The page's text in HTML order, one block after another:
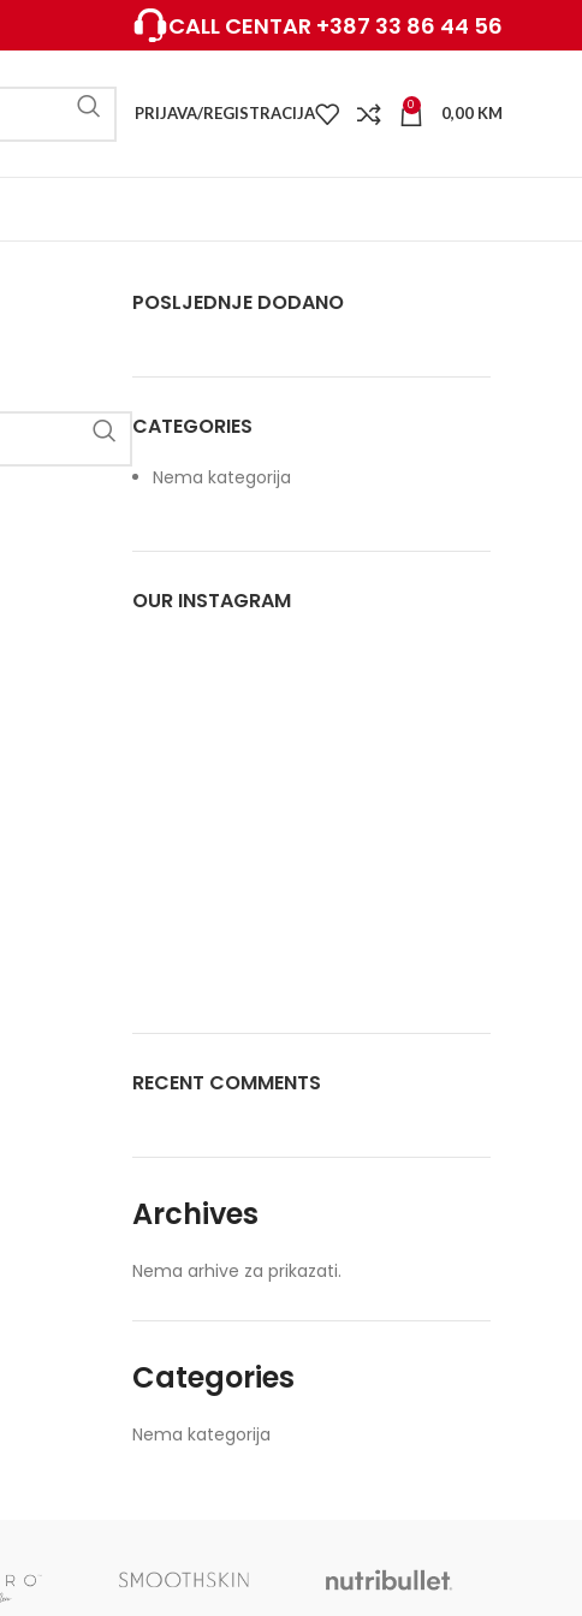
CALL CENTAR +387 33 86 44 56
PRIJAVA/REGISTRACIJA 0 0,00 KM
POSLJEDNJE DODANO
CATEGORIES
Nema kategorija
OUR INSTAGRAM
RECENT COMMENTS
Archives
Nema arhive za prikazati.
Categories
Nema kategorija